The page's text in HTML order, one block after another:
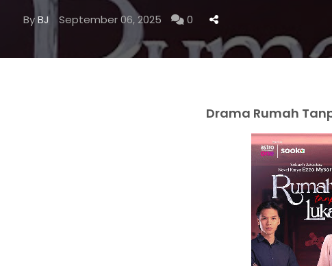
ByBJ September 06, 2025 0
Drama Rumah